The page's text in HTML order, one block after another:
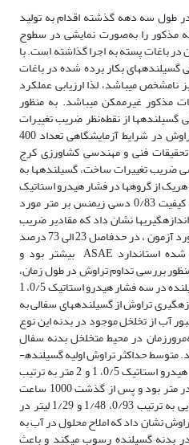
طول سه دهه گذشته اقدام به تولید
مذکور را به‌صورت نمایشی در سطوح
باغات پسته به اجرا گذاشته است. با
بکار برده شده در باغات
می­باشد، لذا ارزیابی عملکرد
مذکور غیرممکن می­باشد. به منظور
گسیلنده­ها از نقطه‌نظر ضریب تغییرات
ساخت و همچنین تغییرات مقدار تراوش در شرایط آزمایشگاهی تعداد 400
فنی و مهندسی کشاورزی کرج
ضریب تغییرات ساخت، گسیلنده­ها به
و هریک از گروه­ها در فشار هیدرو استاتیک
ثابت 1/75 متر با استفاده از آب با کیفیت 0/83 دسی زیمنس بر متر مورد
نشان داد که مقادیر ضریب
تغییرات ساخت دسته­های 20 تایی مورد آزمون ، در حدفاصل 23 الی 73 درصد
بودند که از حد 20 درصد اعلام شده استاندارد ASAE بیشتر بود و
بررسی تداوم تراوش در طول زمان،
تغییرات آبدهی گروه­های 7 تایی گسیلنده در سه فشار هیدرو استاتیک 0/5، 1
تراوش از گسیلنده­های سفالی به
عبور آب از تخلخل موجود در بدنه این نوع
در محیط متخلخل بدنه سفال
رسوب می­کند و باعث گرفتگی می­شود. متوسط حداکثر تراوش اولیه گسیلنده­
ها در دسته­های 7 تایی در فشار­های هیدرو استاتیک 0/5، 1 و 2 متر به ترتیب
1/53، 2/57و 4/78 لیتر در ساعت در متر بود و پس از گذشت 1000 ساعت
آزمون پیوسته، مقادیر تراوش انتهایی به ترتیب 0/93، 1/48 و 1/29 لیتر در
نشان داد که املاح محلول در آب به
بدنه گسیلنده رسوب می­کند و باعث